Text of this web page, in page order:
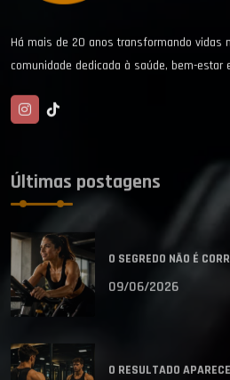
Há mais de 20 anos transformando vidas
comunidade dedicada à saúde, bem-estar
Últimas postagens
O SEGREDO NÃO É
09/06/2026
O RESULTADO